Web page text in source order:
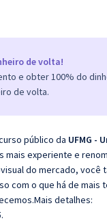
de volta!
e obter 100% do
de volta.
público da UFMG -
experiente e
do mercado, você
com o que há de
detalhes: